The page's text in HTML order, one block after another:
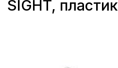
SIGHT, пластик